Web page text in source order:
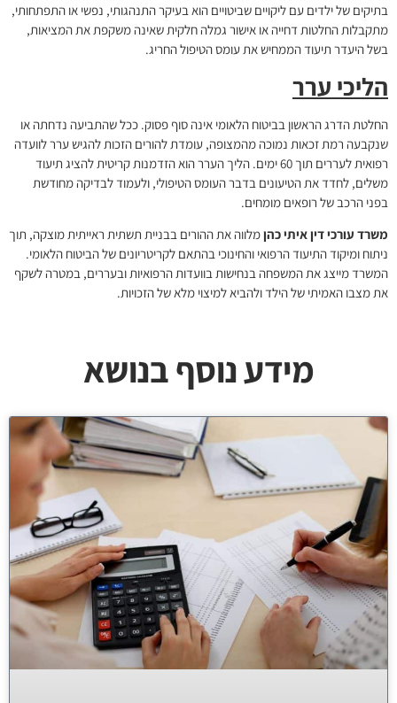
בתיקים של ילדים עם ליקויים שביטויים הוא בעיקר התנהגותי, נפשי או התפתחותי,
מתקבלות החלטות דחייה או אישור גמלה חלקית שאינה משקפת את המציאות,
בשל היעדר תיעוד הממחיש את עומס הטיפול החריג.
הליכי ערר
החלטת הדרג הראשון בביטוח הלאומי אינה סוף פסוק. ככל שהתביעה נדחתה או
שנקבעה רמת זכאות נמוכה מהמצופה, עומדת להורים הזכות להגיש ערר לוועדה
רפואית לעררים תוך 60 ימים. הליך הערר הוא הזדמנות קריטית להציג תיעוד
משלים, לחדד את הטיעונים בדבר העומס הטיפולי, ולעמוד לבדיקה מחודשת
בפני הרכב של רופאים מומחים.
משרד עורכי דין איתי כהןמלווה את ההורים בבניית תשתית ראייתית מוצקה, תוך
ניתוח ומיקוד התיעוד הרפואי והחינוכי בהתאם לקריטריונים של הביטוח הלאומי.
המשרד מייצג את המשפחה בנחישות בוועדות הרפואיות ובעררים, במטרה לשקף
את מצבו האמיתי של הילד ולהביא למיצוי מלא של הזכויות.
מידע נוסף בנושא